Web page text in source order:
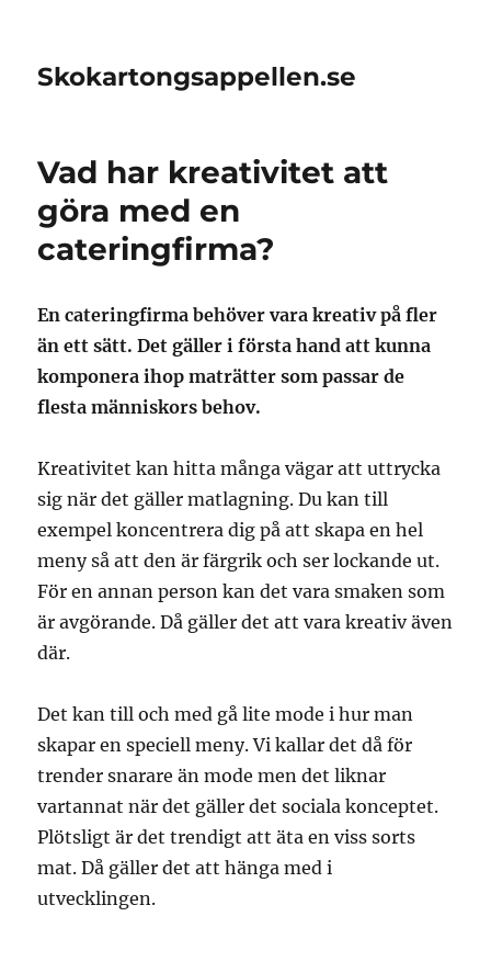
Skokartongsappellen.se
Vad har kreativitet att
göra med en
cateringfirma?
En cateringfirma behöver vara kreativ på fler
än ett sätt. Det gäller i första hand att kunna
komponera ihop maträtter som passar de
flesta människors behov.
Kreativitet kan hitta många vägar att uttrycka
sig när det gäller matlagning. Du kan till
exempel koncentrera dig på att skapa en hel
meny så att den är färgrik och ser lockande ut.
För en annan person kan det vara smaken som
är avgörande. Då gäller det att vara kreativ även
där.
Det kan till och med gå lite mode i hur man
skapar en speciell meny. Vi kallar det då för
trender snarare än mode men det liknar
vartannat när det gäller det sociala konceptet.
Plötsligt är det trendigt att äta en viss sorts
mat. Då gäller det att hänga med i
utvecklingen.